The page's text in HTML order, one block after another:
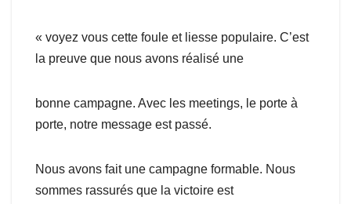
« voyez vous cette foule et liesse populaire. C’est
la preuve que nous avons réalisé une
bonne campagne. Avec les meetings, le porte à
porte, notre message est passé.
Nous avons fait une campagne formable. Nous
sommes rassurés que la victoire est